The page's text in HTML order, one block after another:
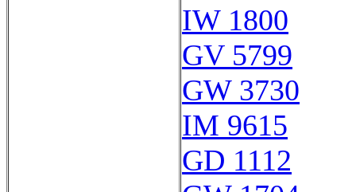
IW 1800
GV 5799
GW 3730
IM 9615
GD 1112